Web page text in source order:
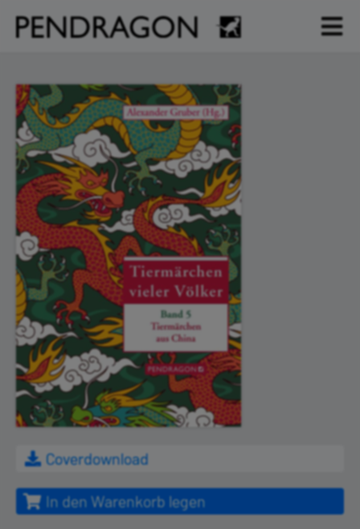
Coverdownload
In den Warenkorb legen